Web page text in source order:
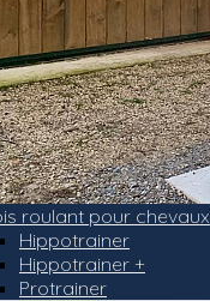
roulant pour chevaux
Hippotrainer
Hippotrainer +
Protrainer